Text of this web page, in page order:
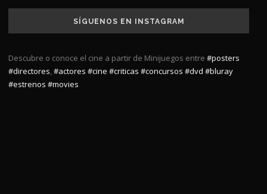
SÍGUENOS EN INSTAGRAM
Descubre o conoce el cine a partir de Minijuegos entre #posters
#directores,#actores #cine #criticas #concursos #dvd #bluray
#estrenos #movies